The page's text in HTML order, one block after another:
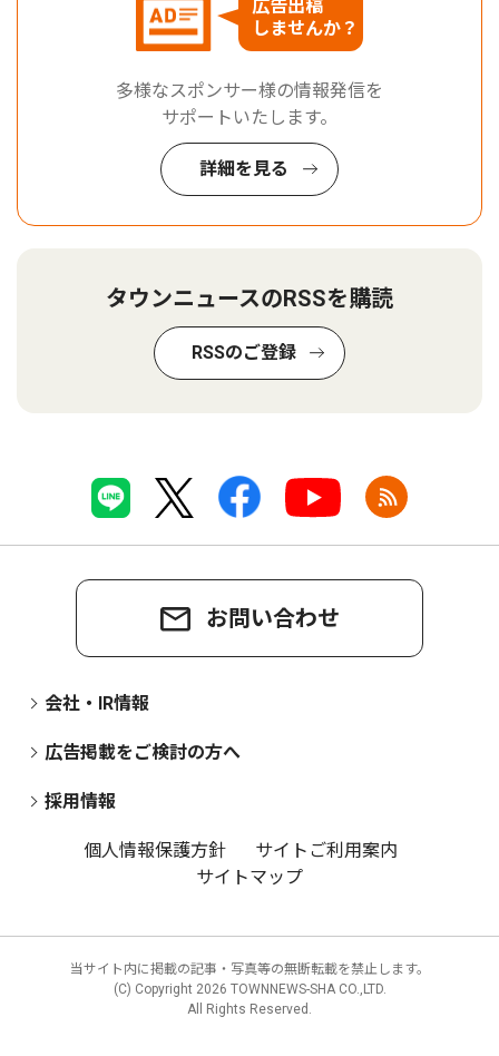
広告出稿
しませんか？
多様なスポンサー様の情報発信を
サポートいたします。
詳細を見る
タウンニュースのRSSを購読
RSSのご登録
お問い合わせ
会社・IR情報
広告掲載をご検討の方へ
採用情報
個人情報保護方針
サイトご利用案内
サイトマップ
当サイト内に掲載の記事・写真等の無断転載を禁止します。
(C) Copyright 2026 TOWNNEWS-SHA CO.,LTD.
All Rights Reserved.